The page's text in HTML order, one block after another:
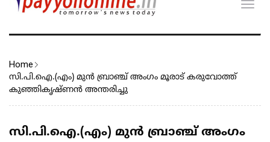
Home
സി.പി.ഐ.(എം) മുൻ ബ്രാഞ്ച് അംഗം മൂരാട് കരുവോത്ത്
കുഞ്ഞികൃഷ്ണൻ അന്തരിച്ചു
സി.പി.ഐ.(എം) മുൻ ബ്രാഞ്ച് അംഗം